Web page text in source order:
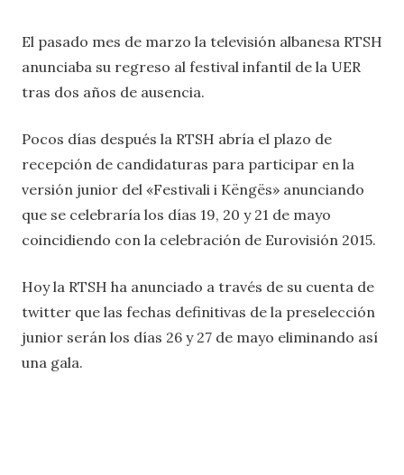
El pasado mes de marzo la televisión albanesa RTSH
anunciaba su regreso al festival infantil de la UER
tras dos años de ausencia.
Pocos días después la RTSH abría el plazo de
recepción de candidaturas para participar en la
versión junior del «Festivali i Këngës» anunciando
que se celebraría los días 19, 20 y 21 de mayo
coincidiendo con la celebración de Eurovisión 2015.
Hoy la RTSH ha anunciado a través de su cuenta de
twitter que las fechas definitivas de la preselección
junior serán los días 26 y 27 de mayo eliminando así
una gala.